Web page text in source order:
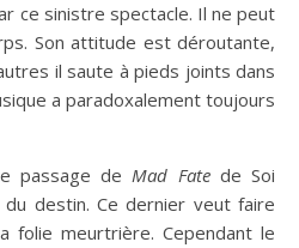
ce sinistre spectacle. Il ne peut
Son attitude est déroutante,
il saute à pieds joints dans
a paradoxalement toujours
passage deMad Fatede Soi
du destin. Ce dernier veut faire
folie meurtrière. Cependant le